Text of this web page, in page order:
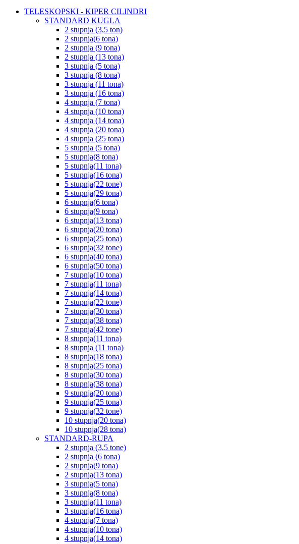
TELESKOPSKI - KIPER CILINDRI
STANDARD KUGLA
2 stupnja (3,5 ton)
2 stupnja(6 tona)
2 stupnja (9 tona)
2 stupnja (13 tona)
3 stupnja (5 tona)
3 stupnja (8 tona)
3 stupnja (11 tona)
3 stupnja (16 tona)
4 stupnja (7 tona)
4 stupnja (10 tona)
4 stupnja (14 tona)
4 stupnja (20 tona)
4 stupnja (25 tona)
5 stupnja (5 tona)
5 stupnja(8 tona)
5 stupnja(11 tona)
5 stupnja(16 tona)
5 stupnja(22 tone)
5 stupnja(29 tona)
6 stupnja(6 tona)
6 stupnja(9 tona)
6 stupnja(13 tona)
6 stupnja(20 tona)
6 stupnja(25 tona)
6 stupnja(32 tone)
6 stupnja(40 tona)
6 stupnja(50 tona)
7 stupnja(10 tona)
7 stupnja(11 tona)
7 stupnja(14 tona)
7 stupnja(22 tone)
7 stupnja(30 tona)
7 stupnja(38 tona)
7 stupnja(42 tone)
8 stupnja(11 tona)
8 stupnja (11 tona)
8 stupnja(18 tona)
8 stupnja(25 tona)
8 stupnja(30 tona)
8 stupnja(38 tona)
9 stupnja(20 tona)
9 stupnja(25 tona)
9 stupnja(32 tone)
10 stupnja(20 tona)
10 stupnja(28 tona)
STANDARD-RUPA
2 stupnja (3,5 tone)
2 stupnja (6 tona)
2 stupnja(9 tona)
2 stupnja(13 tona)
3 stupnja(5 tona)
3 stupnja(8 tona)
3 stupnja(11 tona)
3 stupnja(16 tona)
4 stupnja(7 tona)
4 stupnja(10 tona)
4 stupnja(14 tona)